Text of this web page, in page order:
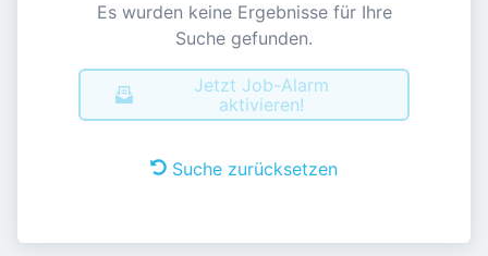
Es wurden keine Ergebnisse für Ihre
Suche gefunden.
Jetzt Job-Alarm
aktivieren!
Suche zurücksetzen